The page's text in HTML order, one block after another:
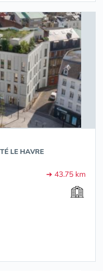
LE HAVRE
➔ 43.75 km